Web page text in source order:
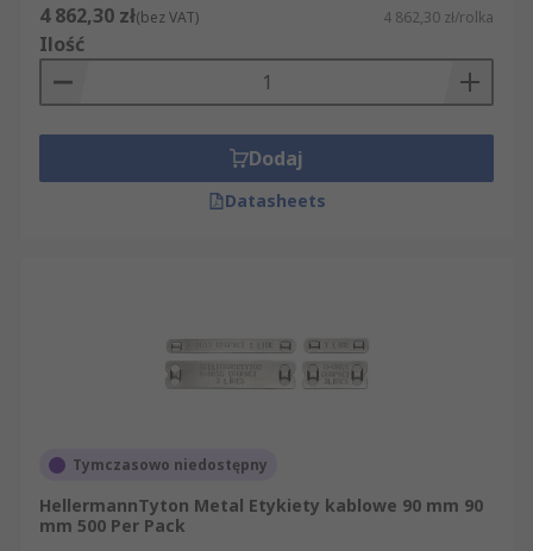
4 862,30 zł(bez VAT) 4 862,30 zł/rolka
Ilość
Dodaj
Datasheets
Tymczasowo niedostępny
HellermannTyton Metal Etykiety kablowe 90 mm 90
mm 500 Per Pack